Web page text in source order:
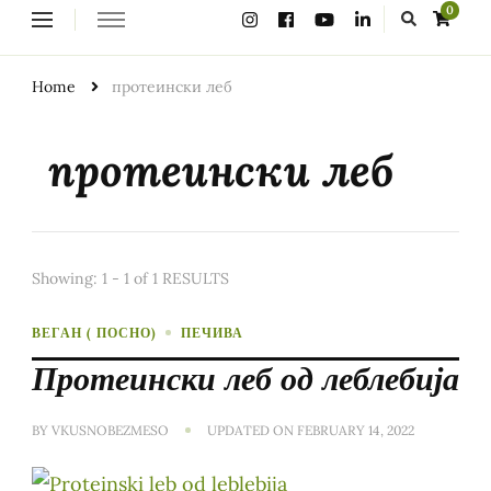
0
Home протеински леб
протеински леб
Showing: 1 - 1 of 1 RESULTS
ВЕГАН ( ПОСНО) ПЕЧИВА
Протеински леб од леблебија
BY VKUSNOBEZMESO UPDATED ON FEBRUARY 14, 2022